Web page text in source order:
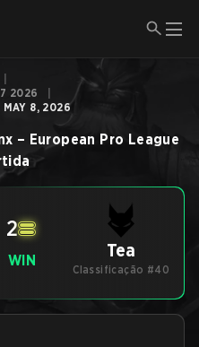
2026
MAY 8, 2026
– European Pro League
2
WIN Tea
Classificação #40